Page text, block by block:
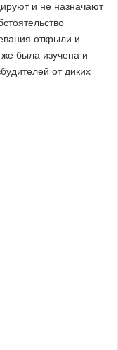
и не назначают
открыли и
была изучена и
от диких